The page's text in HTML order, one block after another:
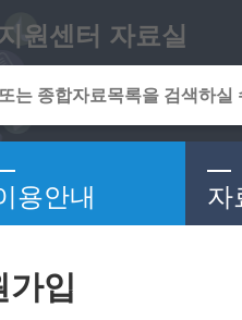
원센터 자료실
용안내 자
가입